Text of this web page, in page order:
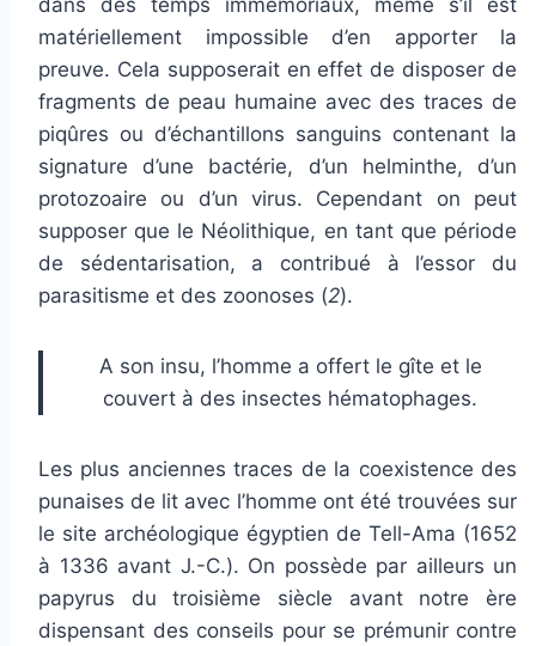
dans des temps immémoriaux, même s’il est
matériellement impossible d’en apporter la
preuve. Cela supposerait en effet de disposer de
fragments de peau humaine avec des traces de
piqûres ou d’échantillons sanguins contenant la
signature d’une bactérie, d’un helminthe, d’un
protozoaire ou d’un virus. Cependant on peut
supposer que le Néolithique, en tant que période
de sédentarisation, a contribué à l’essor du
parasitisme et des zoonoses (2).
A son insu, l’homme a offert le gîte et le
couvert à des insectes hématophages.
Les plus anciennes traces de la coexistence des
punaises de lit avec l’homme ont été trouvées sur
le site archéologique égyptien de Tell-Ama (1652
à 1336 avant J.-C.). On possède par ailleurs un
papyrus du troisième siècle avant notre ère
dispensant des conseils pour se prémunir contre